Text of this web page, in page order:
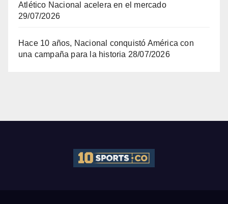
Atlético Nacional acelera en el mercado
29/07/2026
Hace 10 años, Nacional conquistó América con
una campaña para la historia 28/07/2026